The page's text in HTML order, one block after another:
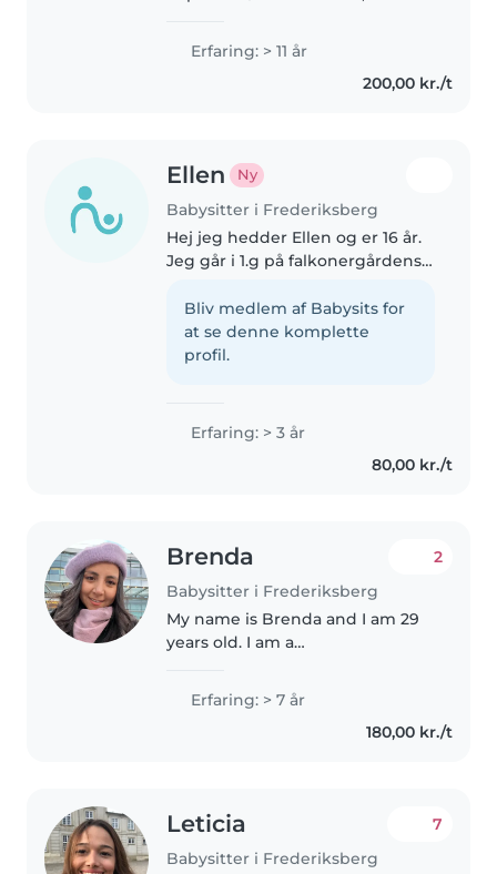
behov. Jeg er venlig,
omsorgsfuld og sjov, og jeg er
flersproget (dansk, engelsk og
Erfaring: > 11 år
200,00 kr./t
Ellen Ny
Babysitter i Frederiksberg
Hej jeg hedder Ellen og er 16 år.
Jeg går i 1.g på falkonergårdens
søskende som jeg har passet
hele deres barndom, og har
tidligere babysittede
Bliv medlem af Babysits for
at se denne komplette
profil.
Erfaring: > 3 år
80,00 kr./t
Brenda
Babysitter i Frederiksberg
2
My name is Brenda and I am 29
years old. I am a
years of experience. I'm also able
to do the shopping, cook, help
with homework, do some light
Erfaring: > 7 år
180,00 kr./t
Leticia
Babysitter i Frederiksberg
7